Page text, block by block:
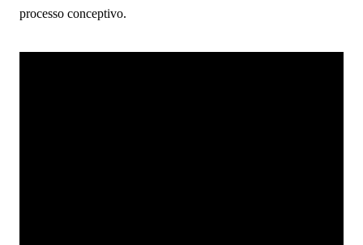
processo conceptivo.